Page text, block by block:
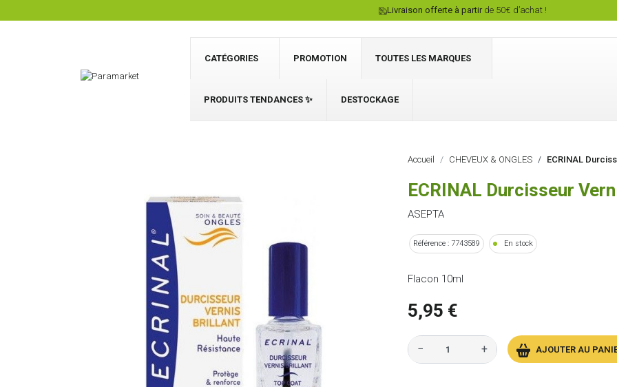
Livraison offerte à partirde 50€ d’achat !
CATÉGORIES PROMOTION TOUTES LES MARQUES
PRODUITS TENDANCES ✨ DESTOCKAGE
Accueil CHEVEUX & ONGLES ECRINAL
ECRINAL Durcisseur
ASEPTA
Référence : 7743589 En stock
Flacon 10ml
5,95 €
− + AJOUTER AU